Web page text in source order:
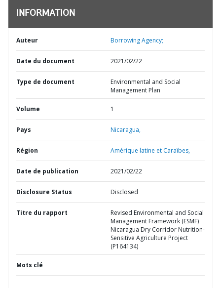
INFORMATION
Auteur Borrowing Agency;
Date du document 2021/02/22
Type de document
Environmental and Social
Management Plan
Volume 1
Pays Nicaragua,
Région Amérique latine et Caraïbes,
Date de publication 2021/02/22
Disclosure Status Disclosed
Titre du rapport
Revised Environmental and Social
Management Framework (ESMF)
Nicaragua Dry Corridor Nutrition-
Sensitive Agriculture Project
(P164134)
Mots clé